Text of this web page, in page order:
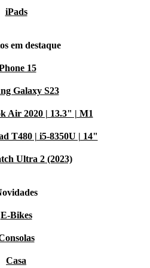
iPads
em destaque
15
Galaxy S23
Air 2020 | 13.3" | M1
T480 | i5-8350U | 14"
Ultra 2 (2023)
E-Bikes
Casa